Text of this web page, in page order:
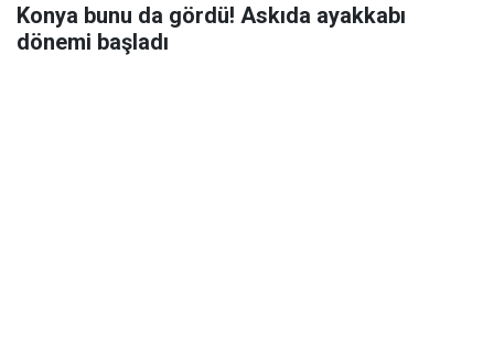
Konya bunu da gördü! Askıda ayakkabı
dönemi başladı